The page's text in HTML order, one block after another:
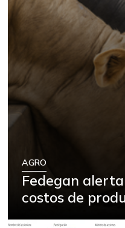
AGRO
Fedegan
costos de